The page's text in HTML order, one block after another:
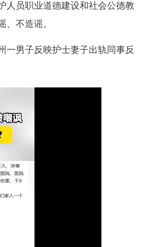
人员职业道德建设和社会公德教
、不造谣。
男子反映护士妻子出轨同事反